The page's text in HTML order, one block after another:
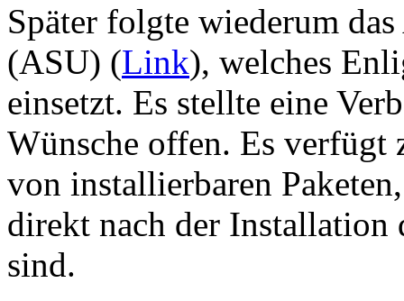
Später folgte wiederum
(ASU) (Link), welches
einsetzt. Es stellte eine
Wünsche offen. Es verfügt
von installierbaren
direkt nach der Installation
sind.